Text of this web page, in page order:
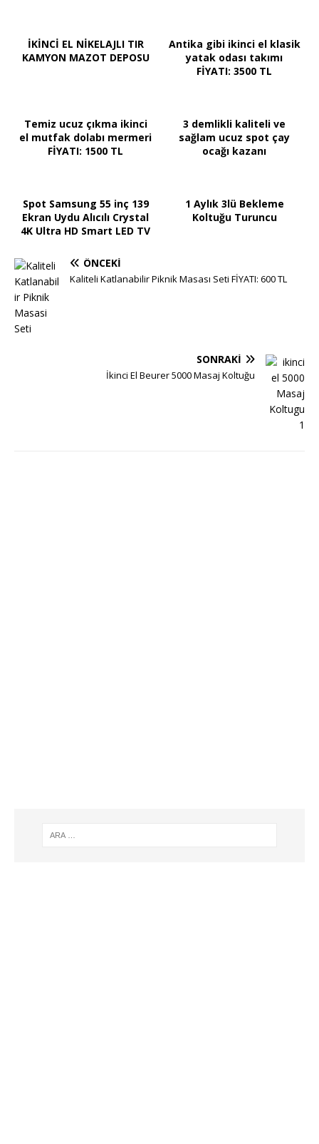
İKİNCİ EL NİKELAJLI TIR
KAMYON MAZOT DEPOSU
Antika gibi ikinci el klasik
yatak odası takımı
FİYATI: 3500 TL
Temiz ucuz çıkma ikinci
el mutfak dolabı mermeri
FİYATI: 1500 TL
3 demlikli kaliteli ve
sağlam ucuz spot çay
ocağı kazanı
Spot Samsung 55 inç 139
Ekran Uydu Alıcılı Crystal
4K Ultra HD Smart LED TV
1 Aylık 3lü Bekleme
Koltuğu Turuncu
ÖNCEKI
Kaliteli Katlanabilir Piknik Masası Seti FİYATI: 600 TL
SONRAKI
İkinci El Beurer 5000 Masaj Koltuğu